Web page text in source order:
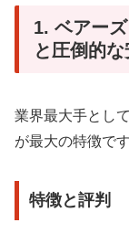
1. ベアー
と圧倒的
業界最大手とし
が最大の特徴です
特徴と評判